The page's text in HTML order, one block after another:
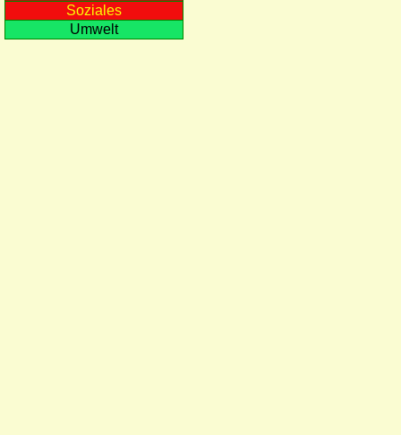
Soziales
Umwelt